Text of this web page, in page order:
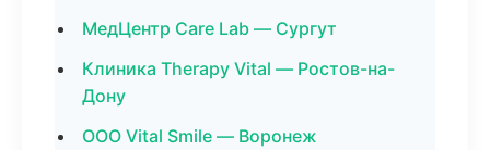
МедЦентр Care Lab — Сургут
Клиника Therapy Vital — Ростов-на-
Дону
ООО Vital Smile — Воронеж